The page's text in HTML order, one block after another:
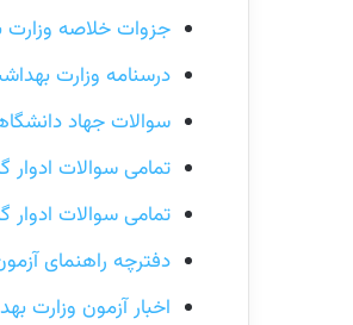
جزوات خلاصه
درسنامه وزارت
سوالات جهاد
تمامی سوالات
تمامی سوالات
دفترچه راهنمای آزمون
اخبار آزمون وزارت